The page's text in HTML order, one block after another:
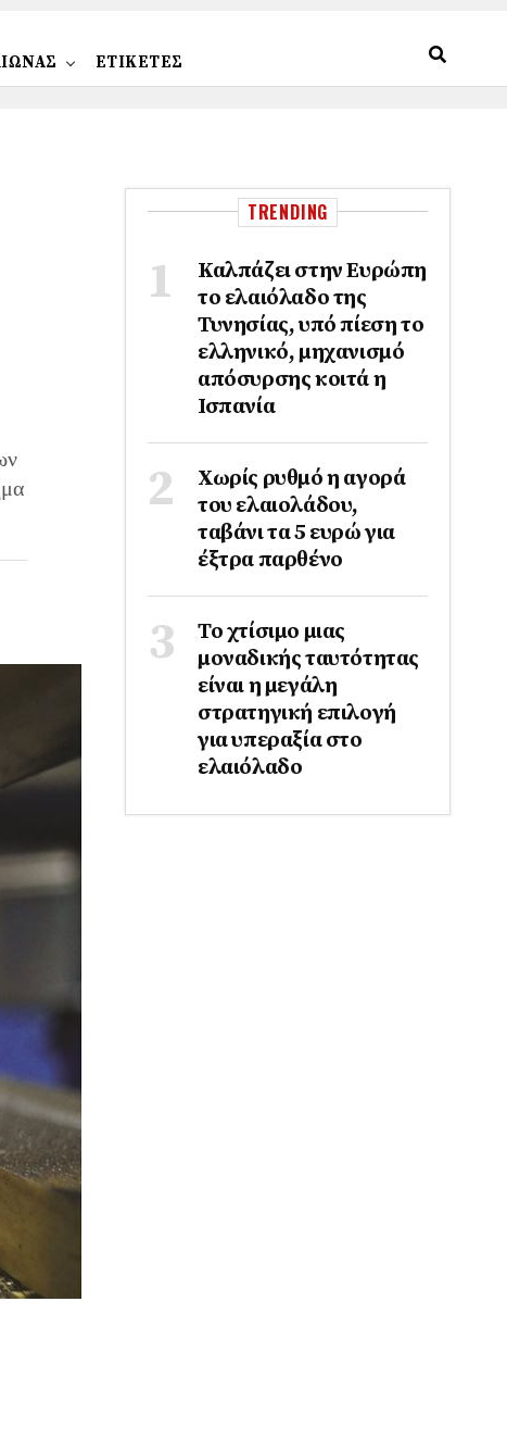
ΕΤΙΚΕΤΕΣ
TRENDING
Καλπάζει στην Ευρώπη
το ελαιόλαδο της
Τυνησίας, υπό πίεση το
ελληνικό, μηχανισμό
απόσυρσης κοιτά η
Ισπανία
Χωρίς ρυθμό η αγορά
του ελαιολάδου,
ταβάνι τα 5 ευρώ για
έξτρα παρθένο
Το χτίσιμο μιας
μοναδικής ταυτότητας
είναι η μεγάλη
στρατηγική επιλογή
για υπεραξία στο
ελαιόλαδο